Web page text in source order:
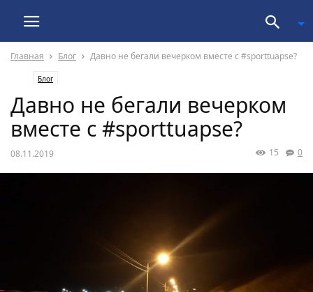
Главная Блог Давно не бегали вечерком вместе с #sporttuapse?
Блог
Давно не бегали вечерком
вместе с #sporttuapse?
08.11.2019 0
15